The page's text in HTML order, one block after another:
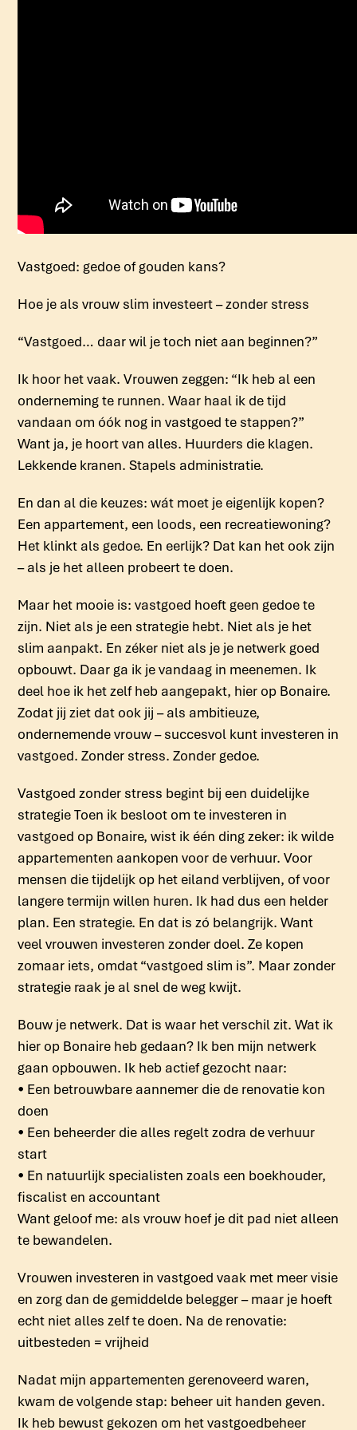
Vastgoed: gedoe of gouden kans?
Hoe je als vrouw slim investeert – zonder stress
“Vastgoed… daar wil je toch niet aan beginnen?”
Ik hoor het vaak. Vrouwen zeggen: “Ik heb al een
onderneming te runnen. Waar haal ik de tijd
vandaan om óók nog in vastgoed te stappen?”
Want ja, je hoort van alles. Huurders die klagen.
Lekkende kranen. Stapels administratie.
En dan al die keuzes: wát moet je eigenlijk kopen?
Een appartement, een loods, een recreatiewoning?
Het klinkt als gedoe. En eerlijk? Dat kan het ook zijn
– als je het alleen probeert te doen.
Maar het mooie is: vastgoed hoeft geen gedoe te
zijn. Niet als je een strategie hebt. Niet als je het
slim aanpakt. En zéker niet als je je netwerk goed
opbouwt. Daar ga ik je vandaag in meenemen. Ik
deel hoe ik het zelf heb aangepakt, hier op Bonaire.
Zodat jij ziet dat ook jij – als ambitieuze,
ondernemende vrouw – succesvol kunt investeren in
vastgoed. Zonder stress. Zonder gedoe.
Vastgoed zonder stress begint bij een duidelijke
strategie Toen ik besloot om te investeren in
vastgoed op Bonaire, wist ik één ding zeker: ik wilde
appartementen aankopen voor de verhuur. Voor
mensen die tijdelijk op het eiland verblijven, of voor
langere termijn willen huren. Ik had dus een helder
plan. Een strategie. En dat is zó belangrijk. Want
veel vrouwen investeren zonder doel. Ze kopen
zomaar iets, omdat “vastgoed slim is”. Maar zonder
strategie raak je al snel de weg kwijt.
Bouw je netwerk. Dat is waar het verschil zit. Wat ik
hier op Bonaire heb gedaan? Ik ben mijn netwerk
gaan opbouwen. Ik heb actief gezocht naar:
• Een betrouwbare aannemer die de renovatie kon
doen
• Een beheerder die alles regelt zodra de verhuur
start
• En natuurlijk specialisten zoals een boekhouder,
fiscalist en accountant
Want geloof me: als vrouw hoef je dit pad niet alleen
te bewandelen.
Vrouwen investeren in vastgoed vaak met meer visie
en zorg dan de gemiddelde belegger – maar je hoeft
echt niet alles zelf te doen. Na de renovatie:
uitbesteden = vrijheid
Nadat mijn appartementen gerenoveerd waren,
kwam de volgende stap: beheer uit handen geven.
Ik heb bewust gekozen om het vastgoedbeheer